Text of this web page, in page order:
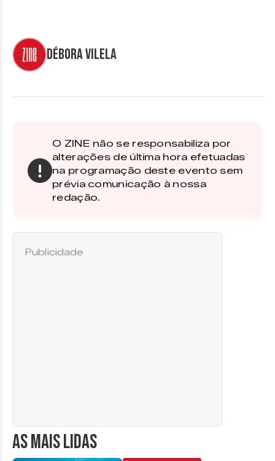
Débora Vilela
O ZINE não se responsabiliza por
alterações de última hora efetuadas
na programação deste evento sem
prévia comunicação à nossa
redação.
AS MAIS LIDAS
Publicidade